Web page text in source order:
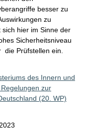
besser zu
zu
sich hier im Sinne der
Sicherheitsniveau
die Prüfstellen ein.
des Innern und
zur
(20. WP)